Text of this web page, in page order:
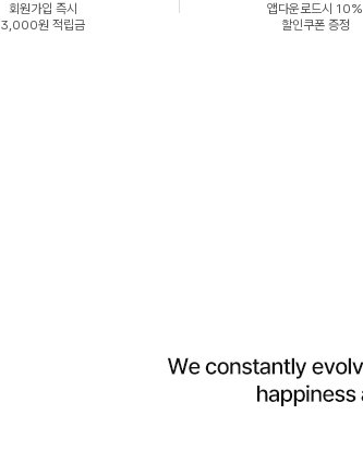
회원가입 즉시
3,000원 적립금
앱다운로드시 10%
할인쿠폰 증정